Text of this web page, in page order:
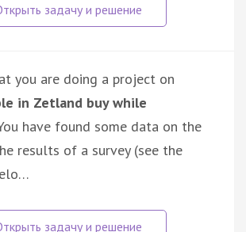
you are doing a project on
in Zetland buy while
have found some data on the
results of a survey (see the